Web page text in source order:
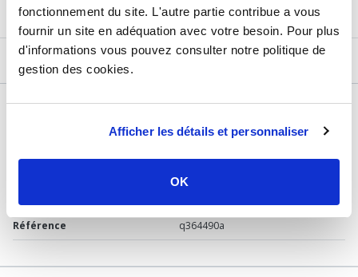
fonctionnement du site. L'autre partie contribue a vous
fournir un site en adéquation avec votre besoin. Pour plus
d'informations vous pouvez consulter notre politique de
gestion des cookies.
Afficher les détails et personnaliser
OK
DÉTAILS TECHNIQUES
Référence q364490a